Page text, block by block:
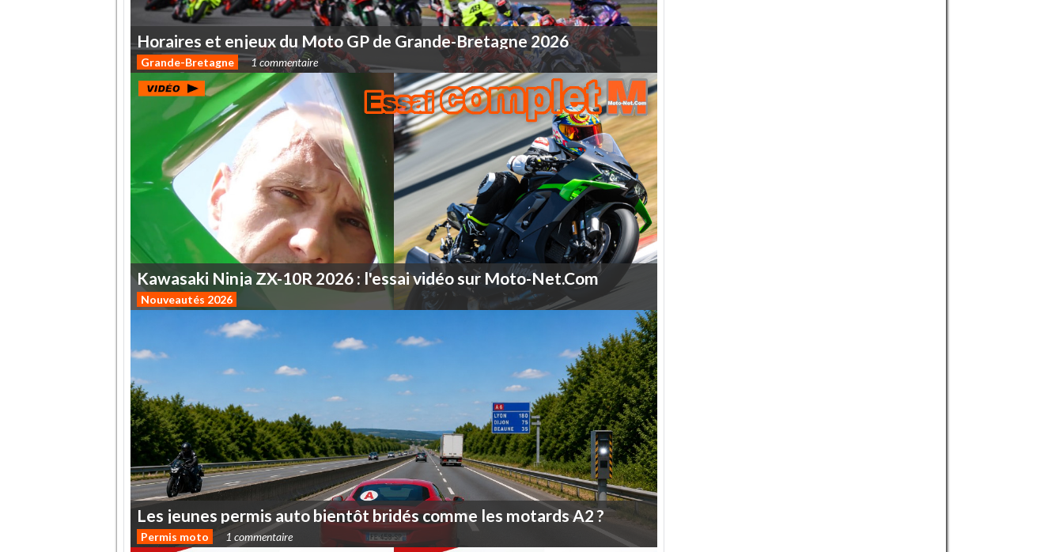
Horaires et enjeux du Moto GP de Grande-Bretagne 2026
Grande-Bretagne 1 commentaire
Kawasaki Ninja ZX-10R 2026 : l'essaividéo sur Moto-Net.Com
Nouveautés 2026
Les jeunes permis auto bientôt bridéscomme les motardsA2?
Permis moto 1 commentaire